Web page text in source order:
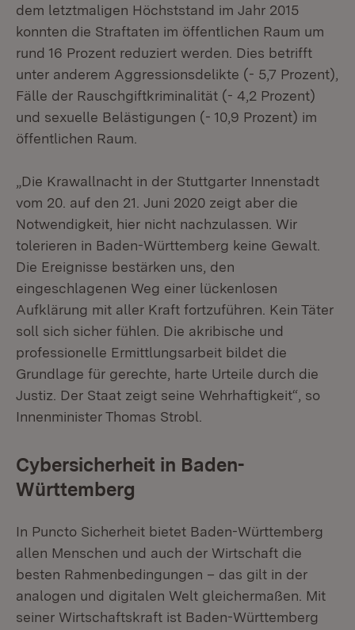
dem letztmaligen Höchststand im Jahr 2015
konnten die Straftaten im öffentlichen Raum um
rund 16 Prozent reduziert werden. Dies betrifft
unter anderem Aggressionsdelikte (- 5,7 Prozent),
Fälle der Rauschgiftkriminalität (- 4,2 Prozent)
und sexuelle Belästigungen (- 10,9 Prozent) im
öffentlichen Raum.
„Die Krawallnacht in der Stuttgarter Innenstadt
vom 20. auf den 21. Juni 2020 zeigt aber die
Notwendigkeit, hier nicht nachzulassen. Wir
tolerieren in Baden-Württemberg keine Gewalt.
Die Ereignisse bestärken uns, den
eingeschlagenen Weg einer lückenlosen
Aufklärung mit aller Kraft fortzuführen. Kein Täter
soll sich sicher fühlen. Die akribische und
professionelle Ermittlungsarbeit bildet die
Grundlage für gerechte, harte Urteile durch die
Justiz. Der Staat zeigt seine Wehrhaftigkeit“, so
Innenminister Thomas Strobl.
Cybersicherheit in Baden-
Württemberg
In Puncto Sicherheit bietet Baden-Württemberg
allen Menschen und auch der Wirtschaft die
besten Rahmenbedingungen – das gilt in der
analogen und digitalen Welt gleichermaßen. Mit
seiner Wirtschaftskraft ist Baden-Württemberg